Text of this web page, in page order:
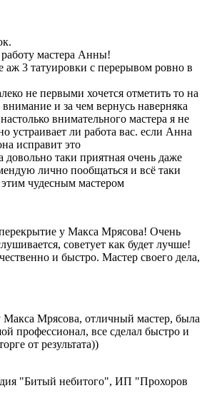
мастера Анны!
аж 3 татуировки с перерывом ровно в
не первыми хочется отметить то на
внимание и за чем вернусь наверняка
внимательного мастера я не
устраивает ли работа вас. если Анна
исправит это
таки приятная очень даже
лично пообщаться и всё таки
чудесным мастером
перекрытие у Макса Мрясова! Очень
советует как будет лучше!
и быстро. Мастер своего дела,
Макса Мрясова, отличный мастер, была
профессионал, все сделал быстро и
от результата))
"Битый небитого", ИП "Прохоров